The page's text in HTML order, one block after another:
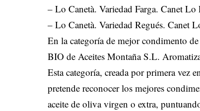
– Lo Canetà. Variedad Farga. Canet Lo
– Lo Canetà. Variedad Regués. Canet
En la categoría de mejor condimento
BIO de Aceites Montaña S.L.
Esta categoría, creada por primera vez
pretende reconocer los mejores
aceite de oliva virgen o extra,